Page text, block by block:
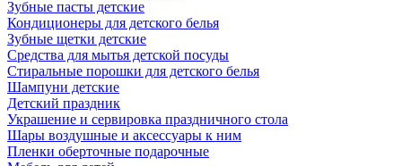
Зубные пасты детские
Кондиционеры для детского белья
Зубные щетки детские
Средства для мытья детской посуды
Стиральные порошки для детского белья
Шампуни детские
Детский праздник
Украшение и сервировка праздничного стола
Шары воздушные и аксессуары к ним
Пленки оберточные подарочные